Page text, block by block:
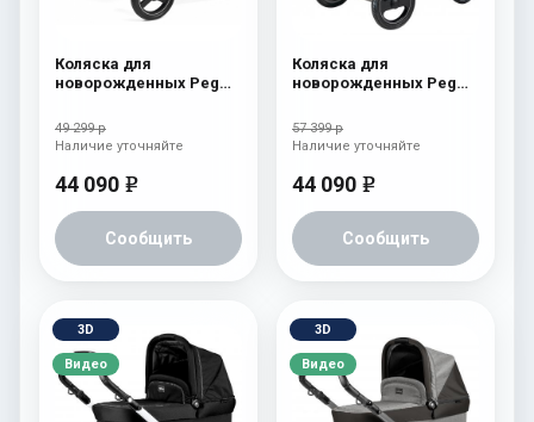
Коляска для
новорожденных Peg
Cream
49 299 р
44 090 e
Сообщить
Наличие уточняйте
Коляска для
новорожденных Peg
(шасси White/Black)
Tulip
57 399 р
44 090 e
Сообщить
Наличие уточняйте
3D
Видео
3D
Видео